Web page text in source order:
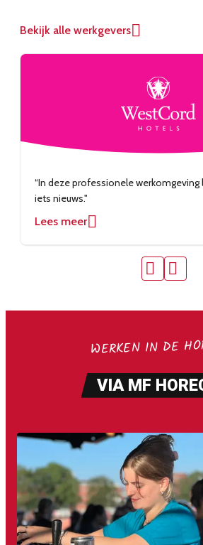
Bekijk alle werkgevers
“In deze professionele werkomgeving
iets nieuws."
Lees meer
WERKEN IN DE
VIA MF